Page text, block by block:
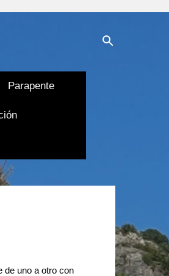
Parapente
de uno a otro con